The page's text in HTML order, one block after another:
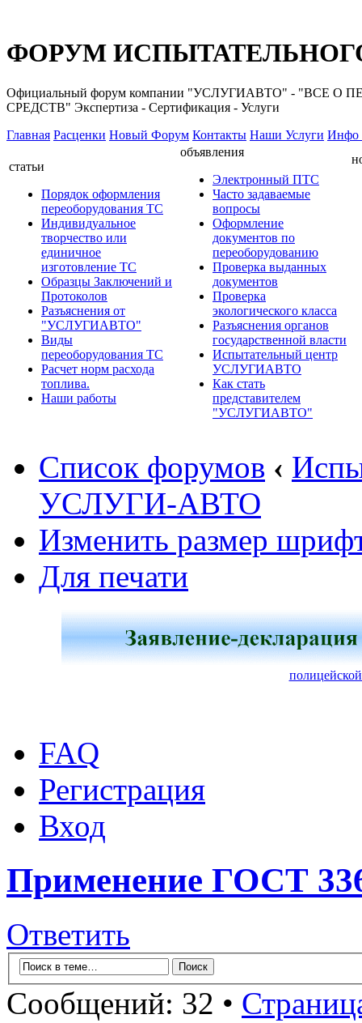
ФОРУМ
Официальный форум компании "УСЛУГИАВТО" -
СРЕДСТВ" Экспертиза - Сертификация - Услуги
Главная Расценки Новый Форум Контакты Наши Услуги Инфо
статьи
Порядок оформления
переоборудования ТС
Индивидуальное
творчество или
единичное
изготовление ТС
Образцы Заключений и
Протоколов
Разъяснения от
"УСЛУГИАВТО"
Виды
переоборудования ТС
Расчет норм расхода
топлива.
Наши работы
объявления
Электронный ПТС
Часто задаваемые
вопросы
Оформление
документов по
переоборудованию
Проверка выданных
документов
Проверка
экологического класса
Разъяснения органов
государственной власти
Испытательный центр
УСЛУГИАВТО
Как стать
представителем
"УСЛУГИАВТО"
Список форумов ‹
УСЛУГИ-АВТО
Изменить размер
Для печати
FAQ
Регистрация
Вход
Применение ГОСТ
Ответить
Сообщений: 32 •